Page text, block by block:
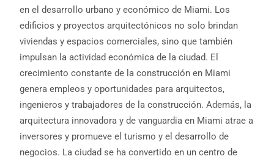
en el desarrollo urbano y económico de Miami. Los
edificios y proyectos arquitectónicos no solo brindan
viviendas y espacios comerciales, sino que también
impulsan la actividad económica de la ciudad. El
crecimiento constante de la construcción en Miami
genera empleos y oportunidades para arquitectos,
ingenieros y trabajadores de la construcción. Además, la
arquitectura innovadora y de vanguardia en Miami atrae a
inversores y promueve el turismo y el desarrollo de
negocios. La ciudad se ha convertido en un centro de